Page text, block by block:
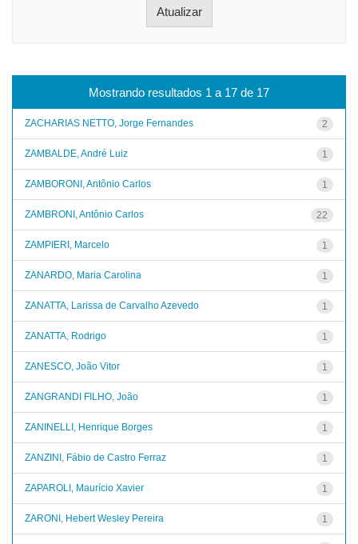
Mostrando resultados 1 a 17 de 17
ZACHARIAS NETTO, Jorge Fernandes 2
ZAMBALDE, André Luiz 1
ZAMBORONI, Antônio Carlos 1
ZAMBRONI, Antônio Carlos 22
ZAMPIERI, Marcelo 1
ZANARDO, Maria Carolina 1
ZANATTA, Larissa de Carvalho Azevedo 1
ZANATTA, Rodrigo 1
ZANESCO, João Vitor 1
ZANGRANDI FILHO, João 1
ZANINELLI, Henrique Borges 1
ZANZINI, Fábio de Castro Ferraz 1
ZAPAROLI, Maurício Xavier 1
ZARONI, Hebert Wesley Pereira 1